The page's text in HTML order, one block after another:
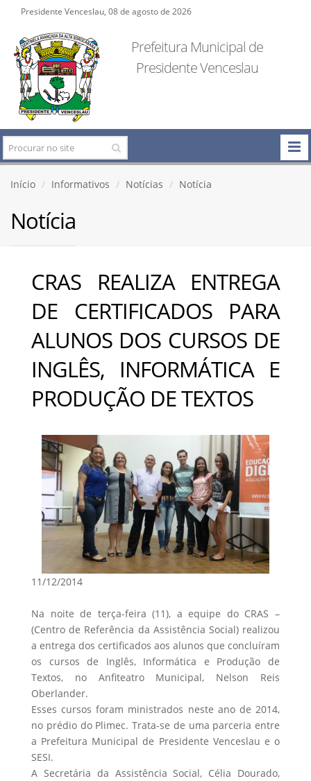
Presidente Venceslau, 08 de agosto de 2026
Prefeitura Municipal de
Presidente Venceslau
Início Informativos Notícias Notícia
Notícia
CRAS REALIZA ENTREGA
DE CERTIFICADOS PARA
ALUNOS DOS CURSOS DE
INGLÊS, INFORMÁTICA E
PRODUÇÃO DE TEXTOS
11/12/2014
Na noite de terça-feira (11), a equipe do CRAS –
(Centro de Referência da Assistência Social) realizou
a entrega dos certificados aos alunos que concluíram
os cursos de Inglês, Informática e Produção de
Textos, no Anfiteatro Municipal, Nelson Reis
Oberlander.
Esses cursos foram ministrados neste ano de 2014,
no prédio do Plimec. Trata-se de uma parceria entre
a Prefeitura Municipal de Presidente Venceslau e o
SESI.
A Secretária da Assistência Social, Célia Dourado,